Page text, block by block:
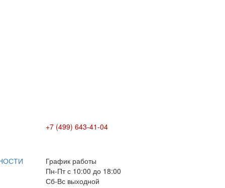
+7 (499) 643-41-04
График работы
Пн-Пт с 10:00 до 18:00
Сб-Вс выходной